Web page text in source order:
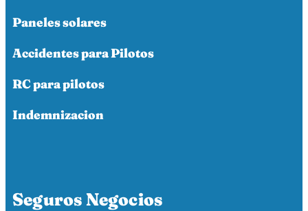
Paneles solares
Accidentes para Pilotos
RC para pilotos
Indemnizacion
Seguros Negocios